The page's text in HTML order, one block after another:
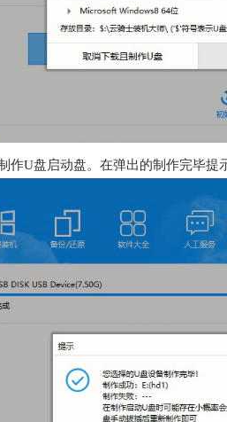
作U盘启动盘。在弹出的制作完毕